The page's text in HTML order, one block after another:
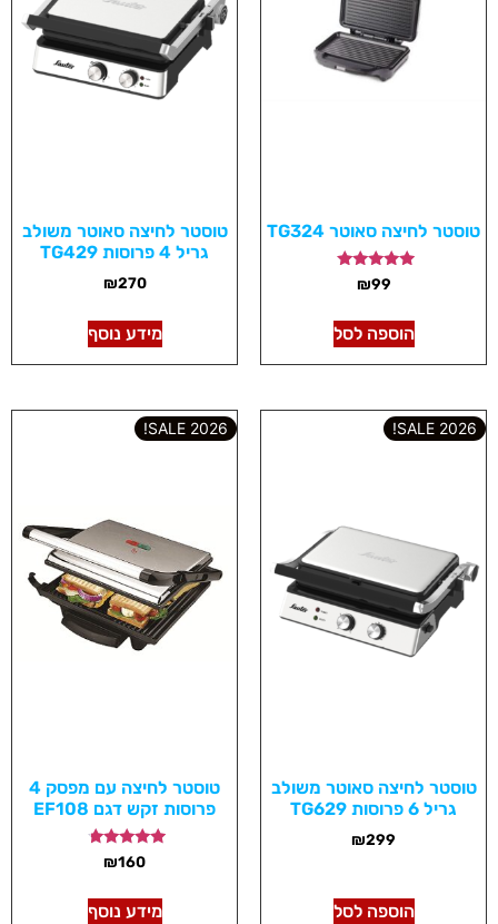
טוסטר לחיצה סאוטר TG324
דורג
5.00
₪99
הוספה לסל
טוסטר לחיצה סאוטר משולב
גריל 4 פרוסות TG429
₪270
מידע נוסף
2026 SALE!
טוסטר לחיצה סאוטר משולב
גריל 6 פרוסות TG629
₪299
הוספה לסל
2026 SALE!
טוסטר לחיצה עם מפסק 4
פרוסות זקש דגם EF108
דורג
4.50
₪160
מידע נוסף